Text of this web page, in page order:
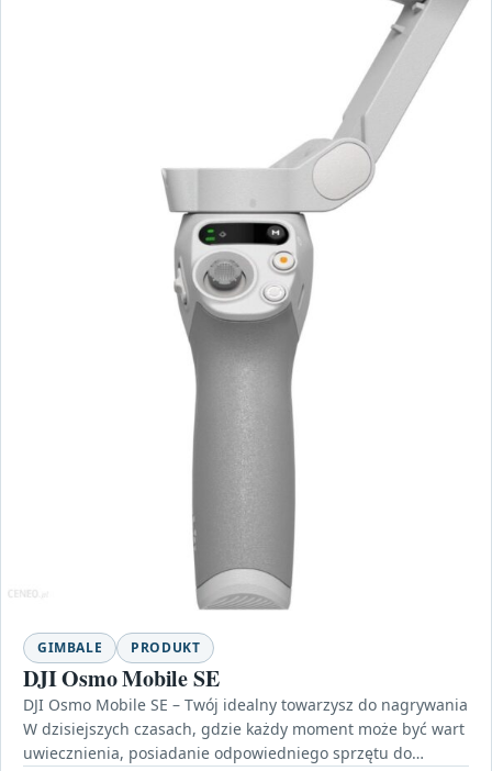
GIMBALE PRODUKT
DJI Osmo Mobile SE
DJI Osmo Mobile SE – Twój idealny towarzysz do nagrywania
W dzisiejszych czasach, gdzie każdy moment może być wart
uwiecznienia, posiadanie odpowiedniego sprzętu do…